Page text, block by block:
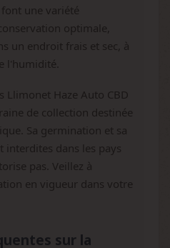
une variété
optimale,
un endroit frais et sec, à
l'humidité.
Llimonet Haze Auto CBD
de collection destinée
Sa germination et sa
dans les pays
pas. Veillez à
en vigueur dans votre
sur la